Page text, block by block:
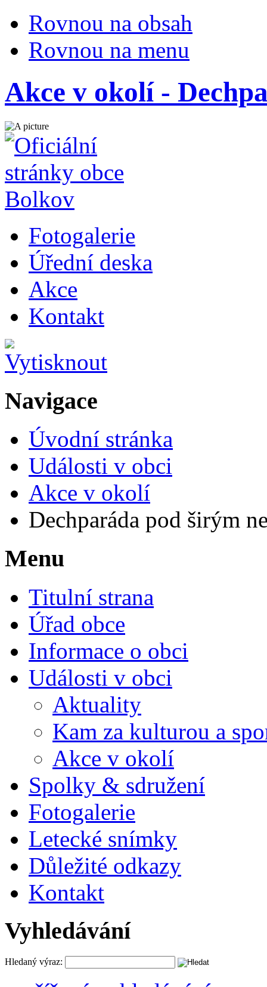
Rovnou na obsah
Rovnou na menu
Akce v okolí -
Fotogalerie
Úřední deska
Akce
Kontakt
Navigace
Úvodní stránka
Události v obci
Akce v okolí
Dechparáda pod širým
Menu
Titulní strana
Úřad obce
Informace o obci
Události v obci
Aktuality
Kam za kulturou a
Akce v okolí
Spolky & sdružení
Fotogalerie
Letecké snímky
Důležité odkazy
Kontakt
Vyhledávání
Hledaný výraz: